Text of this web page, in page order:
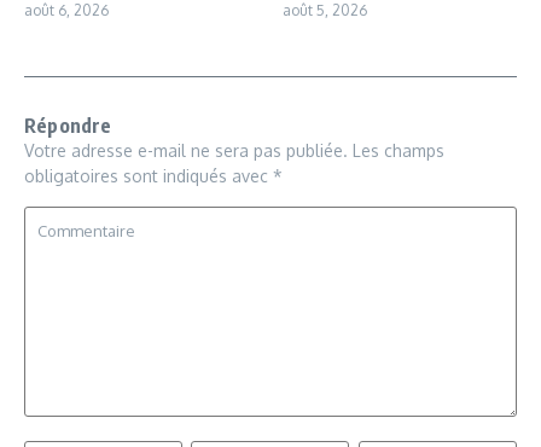
août 6, 2026 août 5, 2026
Répondre
Votre adresse e-mail ne sera pas publiée. Les champs
obligatoires sont indiqués avec *